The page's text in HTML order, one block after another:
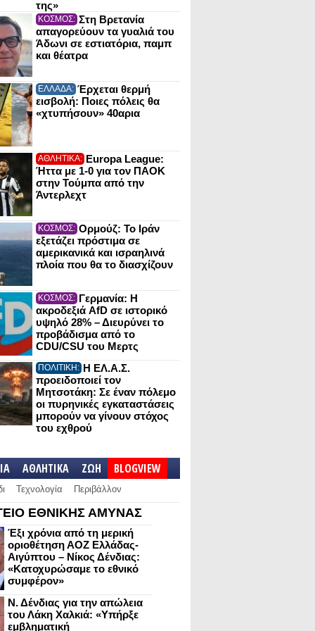
της»
ΚΟΣΜΟΣ: Στη Βρετανία
απαγορεύουν τα γυαλιά του
Άδωνι σε εστιατόρια, παμπ
και θέατρα
ΕΛΛΑΔΑ: Έρχεται θερμή
εισβολή: Ποιες πόλεις θα
«χτυπήσουν» 40αρια
ΑΘΛΗΤΙΚΑ: Europa League:
Ήττα με 1-0 για τον ΠΑΟΚ
στην Τούμπα από την
Άντερλεχτ
ΚΟΣΜΟΣ: Ορμούζ: Το Ιράν
εξετάζει πρόστιμα σε
αμερικανικά και ισραηλινά
πλοία που θα το διασχίζουν
ΚΟΣΜΟΣ: Γερμανία: Η
ακροδεξιά AfD σε ιστορικό
υψηλό 28% – Διευρύνει το
προβάδισμα από το
CDU/CSU του Μερτς
ΠΟΛΙΤΙΚΗ: Η ΕΛ.Α.Σ.
προειδοποιεί τον
Μητσοτάκη: Σε έναν πόλεμο
οι πυρηνικές εγκαταστάσεις
μπορούν να γίνουν στόχος
του εχθρού
ΑΘΛΗΤΙΚΑ ΖΩΗ BLOGVIEW
Τεχνολογία Περιβάλλον
ΕΘΝΙΚΗΣ ΑΜΥΝΑΣ
Έξι χρόνια από τη μερική
οριοθέτηση ΑΟΖ Ελλάδας-
Αιγύπτου – Νίκος Δένδιας:
«Κατοχυρώσαμε το εθνικό
συμφέρον»
Ν. Δένδιας για την απώλεια
του Λάκη Χαλκιά: «Υπήρξε
εμβληματική